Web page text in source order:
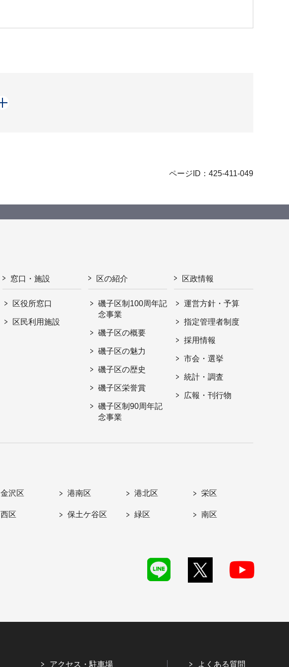
ページID：425-411-049
窓口・施設
区役所窓口
区民利用施設
区の紹介
磯子区制100周年記
念事業
磯子区の概要
磯子区の魅力
磯子区の歴史
磯子区栄誉賞
磯子区制90周年記
念事業
区政情報
運営方針・予算
指定管理者制度
採用情報
市会・選挙
統計・調査
広報・刊行物
金沢区 港南区 港北区 栄区
西区 保土ケ谷区 緑区 南区
アクセス・駐車場 よくある質問